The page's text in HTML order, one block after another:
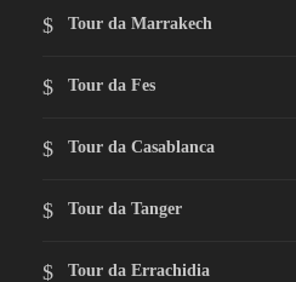
Tour da Marrakech
Tour da Fes
Tour da Casablanca
Tour da Tanger
Tour da Errachidia